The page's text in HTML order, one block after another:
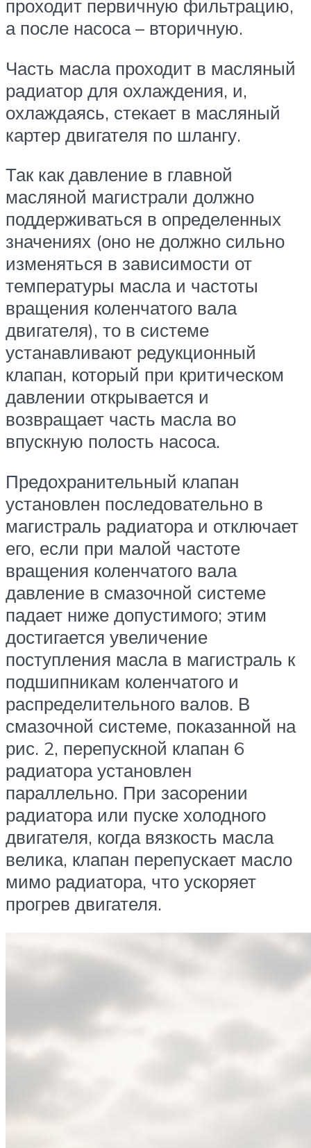
проходит первичную фильтрацию,
а после насоса – вторичную.
Часть масла проходит в масляный
радиатор для охлаждения, и,
охлаждаясь, стекает в масляный
картер двигателя по шлангу.
Так как давление в главной
масляной магистрали должно
поддерживаться в определенных
значениях (оно не должно сильно
изменяться в зависимости от
температуры масла и частоты
вращения коленчатого вала
двигателя), то в системе
устанавливают редукционный
клапан, который при критическом
давлении открывается и
возвращает часть масла во
впускную полость насоса.
Предохранительный клапан
установлен последовательно в
магистраль радиатора и отключает
его, если при малой частоте
вращения коленчатого вала
давление в смазочной системе
падает ниже допустимого; этим
достигается увеличение
поступления масла в магистраль к
подшипникам коленчатого и
распределительного валов. В
смазочной системе, показанной на
рис. 2, перепускной клапан 6
радиатора установлен
параллельно. При засорении
радиатора или пуске холодного
двигателя, когда вязкость масла
велика, клапан перепускает масло
мимо радиатора, что ускоряет
прогрев двигателя.